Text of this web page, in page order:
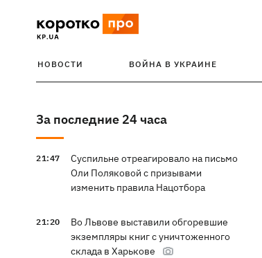
НОВОСТИ ВОЙНА В УКРАИНЕ
За последние 24 часа
21:47
Суспильне отреагировало на письмо
Оли Поляковой с призывами
изменить правила Нацотбора
21:20
Во Львове выставили обгоревшие
экземпляры книг с уничтоженного
склада в Харькове